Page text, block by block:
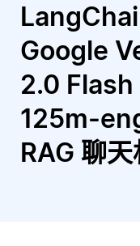
Google
2.0
125m-
RAG 聊